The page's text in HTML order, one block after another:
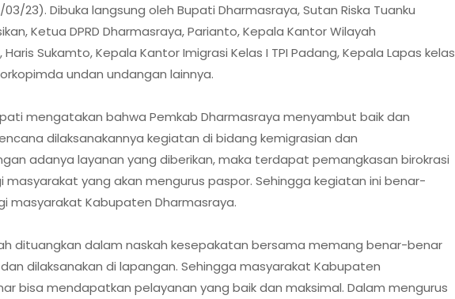
23). Dibuka langsung oleh Bupati Dharmasraya, Sutan Riska Tuanku
Ketua DPRD Dharmasraya, Parianto, Kepala Kantor Wilayah
Sukamto, Kepala Kantor Imigrasi Kelas I TPI Padang, Kepala Lapas kelas
undan undangan lainnya.
mengatakan bahwa Pemkab Dharmasraya menyambut baik dan
dilaksanakannya kegiatan di bidang kemigrasian dan
adanya layanan yang diberikan, maka terdapat pemangkasan birokrasi
masyarakat yang akan mengurus paspor. Sehingga kegiatan ini benar-
masyarakat Kabupaten Dharmasraya.
dituangkan dalam naskah kesepakatan bersama memang benar-benar
dilaksanakan di lapangan. Sehingga masyarakat Kabupaten
bisa mendapatkan pelayanan yang baik dan maksimal. Dalam mengurus